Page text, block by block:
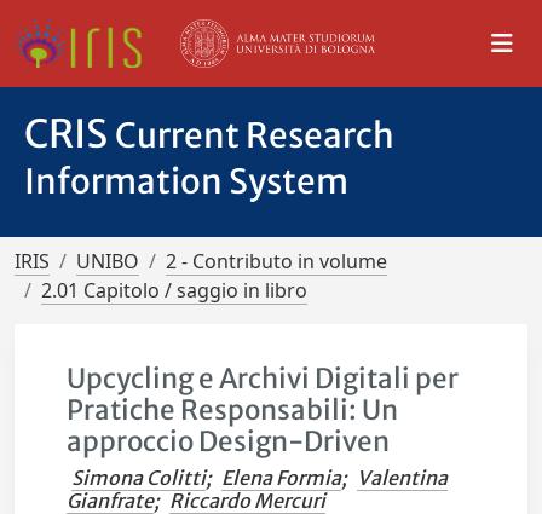
CRIS Current Research
Information System
IRIS UNIBO
2 - Contributo in volume
2.01 Capitolo / saggio in libro
Upcycling e Archivi Digitali per
Pratiche Responsabili: Un
approccio Design-Driven
Simona Colitti; Elena Formia; Valentina
Gianfrate; Riccardo Mercuri